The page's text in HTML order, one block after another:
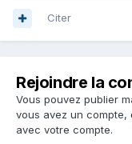
Citer
Rejoindre la
Vous pouvez publier
vous avez un compte,
avec votre compte.